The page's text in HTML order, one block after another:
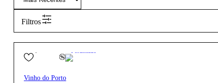
Filtros
23,90€ Fortificado
Vinho do Porto